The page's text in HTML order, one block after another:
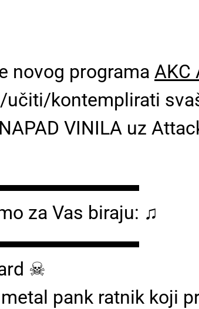
novog programa AKC
kontemplirati
VINILA uz
za Vas biraju: ♫
☠
pank ratnik koji